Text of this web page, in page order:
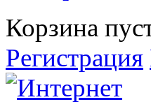
Корзина
Регистрация